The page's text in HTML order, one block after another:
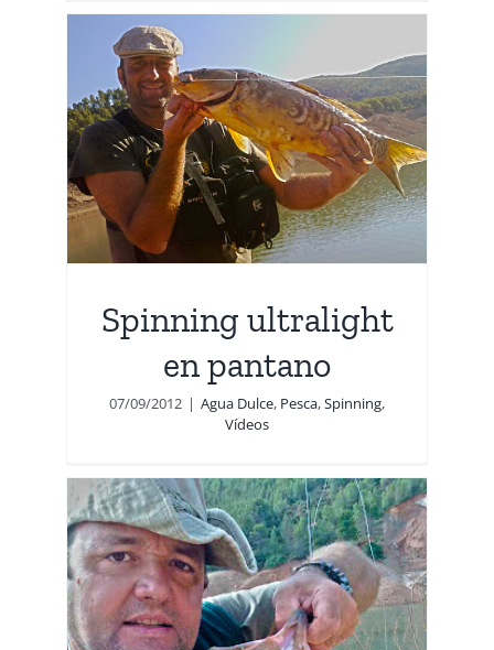
Spinning ultralight
en pantano
07/09/2012 | Agua Dulce, Pesca,Spinning,
Vídeos